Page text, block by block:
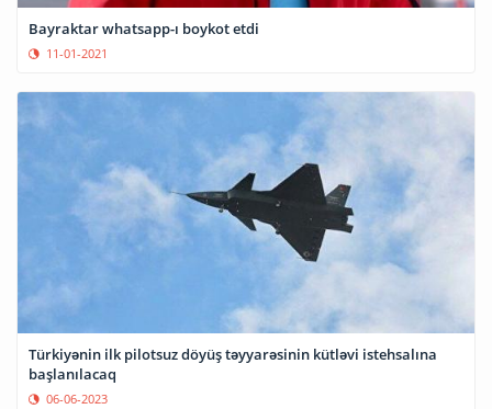
Bayraktar whatsapp-ı boykot etdi
11-01-2021
Türkiyənin ilk pilotsuz döyüş təyyarəsinin kütləvi istehsalına
başlanılacaq
06-06-2023